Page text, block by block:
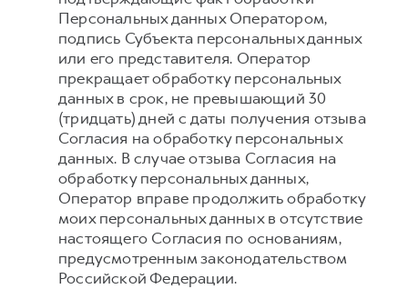
Персональных данных Оператором,
подпись Субъекта персональных данных
или его представителя. Оператор
прекращает обработку персональных
данных в срок, не превышающий 30
(тридцать) дней с даты получения отзыва
Согласия на обработку персональных
данных. В случае отзыва Согласия на
обработку персональных данных,
Оператор вправе продолжить обработку
моих персональных данных в отсутствие
настоящего Согласия по основаниям,
предусмотренным законодательством
Российской Федерации.